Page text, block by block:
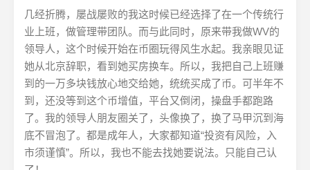
几经折腾，屡战屡败的我这时候已经选择了在一个传统行
业上班，做管理带团队。而与此同时，原来带我做WV的
领导人，这个时候开始在币圈玩得风生水起。我亲眼见证
她从北京辞职，看到她买房换车。所以，我把自己上班赚
到的一万多块钱放心地交给她，统统买成了币。可半年不
到，还没等到这个币增值，平台又倒闭，操盘手都跑路
了。我的领导人朋友圈关了，头像换了，换了马甲沉到海
底不冒泡了。都是成年人，大家都知道“投资有风险，入
市须谨慎”。所以，我也不能去找她要说法。只能自己认